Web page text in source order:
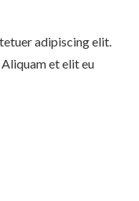
adipiscing elit.
et elit eu